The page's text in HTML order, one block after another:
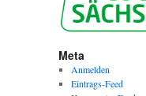
Meta
Anmelden
Eintrags-Feed